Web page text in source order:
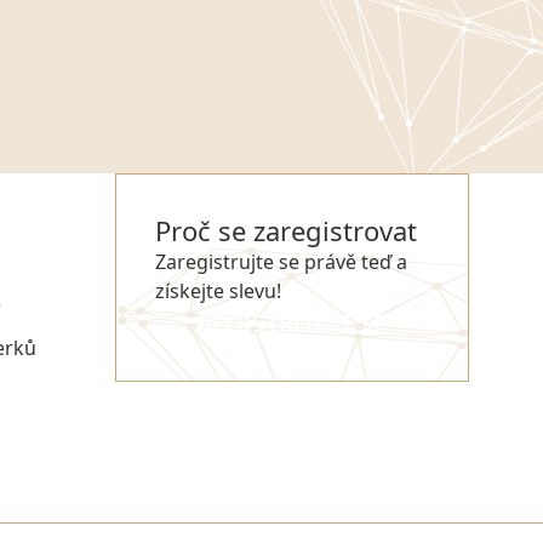
Proč se zaregistrovat
Zaregistrujte se právě teď a
získejte slevu!
REGISTROVAT SE